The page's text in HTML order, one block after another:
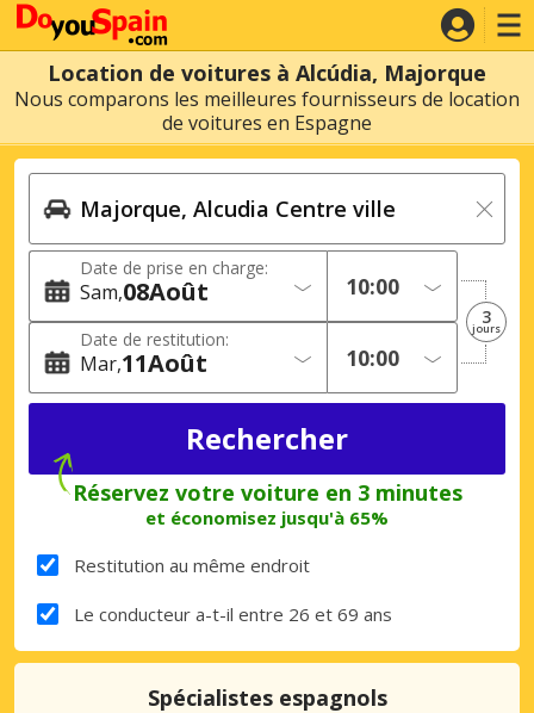
Location de voitures à Alcúdia, Majorque
Nous comparons les meilleures fournisseurs de location
de voitures en Espagne
Date de prise en charge:
Sam 08Août
Date de restitution:
Mar 11Août
3
jours
Réservez votre voiture en 3 minutes
et économisez jusqu'à 65%
Restitution au même endroit
Le conducteur a-t-il entre 26 et 69 ans
Spécialistes espagnols